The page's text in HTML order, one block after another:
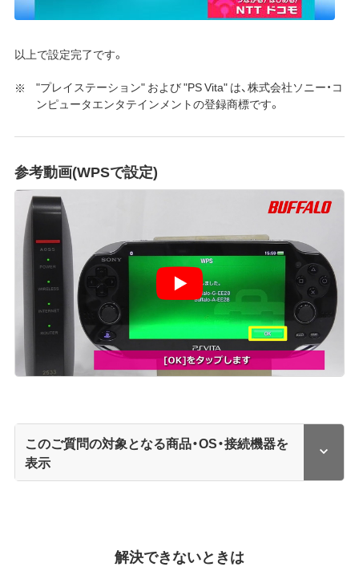
以上で設定完了です。
"プレイステーション" および "PS Vita" は、株式会社ソニー・コ
ンピュータエンタテインメントの登録商標です。
参考動画(WPSで設定)
このご質問の対象となる商品・OS・接続機器を
表示
解決できないときは